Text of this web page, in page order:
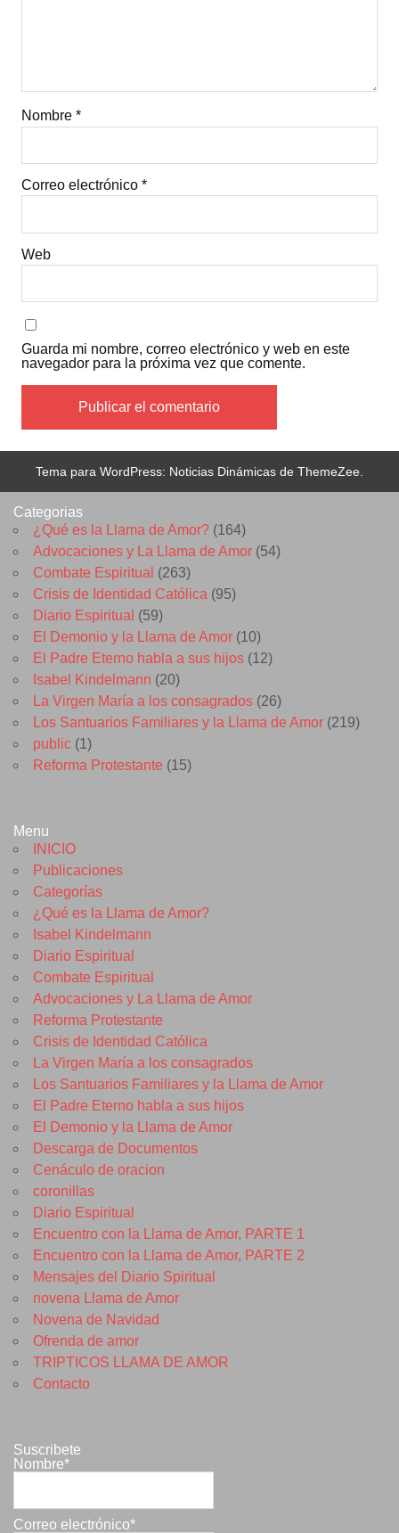
Nombre *
Correo electrónico *
Web
Guarda mi nombre, correo electrónico y web en este
navegador para la próxima vez que comente.
Tema para WordPress: Noticias Dinámicas de ThemeZee.
Categorias
¿Qué es la Llama de Amor? (164)
Advocaciones y La Llama de Amor (54)
Combate Espiritual (263)
Crisis de Identidad Católica (95)
Diario Espiritual (59)
El Demonio y la Llama de Amor (10)
El Padre Eterno habla a sus hijos (12)
Isabel Kindelmann (20)
La Virgen María a los consagrados (26)
Los Santuarios Familiares y la Llama de Amor (219)
public (1)
Reforma Protestante (15)
Menu
INICIO
Publicaciones
Categorías
¿Qué es la Llama de Amor?
Isabel Kindelmann
Diario Espiritual
Combate Espiritual
Advocaciones y La Llama de Amor
Reforma Protestante
Crisis de Identidad Católica
La Virgen María a los consagrados
Los Santuarios Familiares y la Llama de Amor
El Padre Eterno habla a sus hijos
El Demonio y la Llama de Amor
Descarga de Documentos
Cenáculo de oracion
coronillas
Diario Espiritual
Encuentro con la Llama de Amor, PARTE 1
Encuentro con la Llama de Amor, PARTE 2
Mensajes del Diario Spiritual
novena Llama de Amor
Novena de Navidad
Ofrenda de amor
TRIPTICOS LLAMA DE AMOR
Contacto
Suscribete
Nombre*
Correo electrónico*